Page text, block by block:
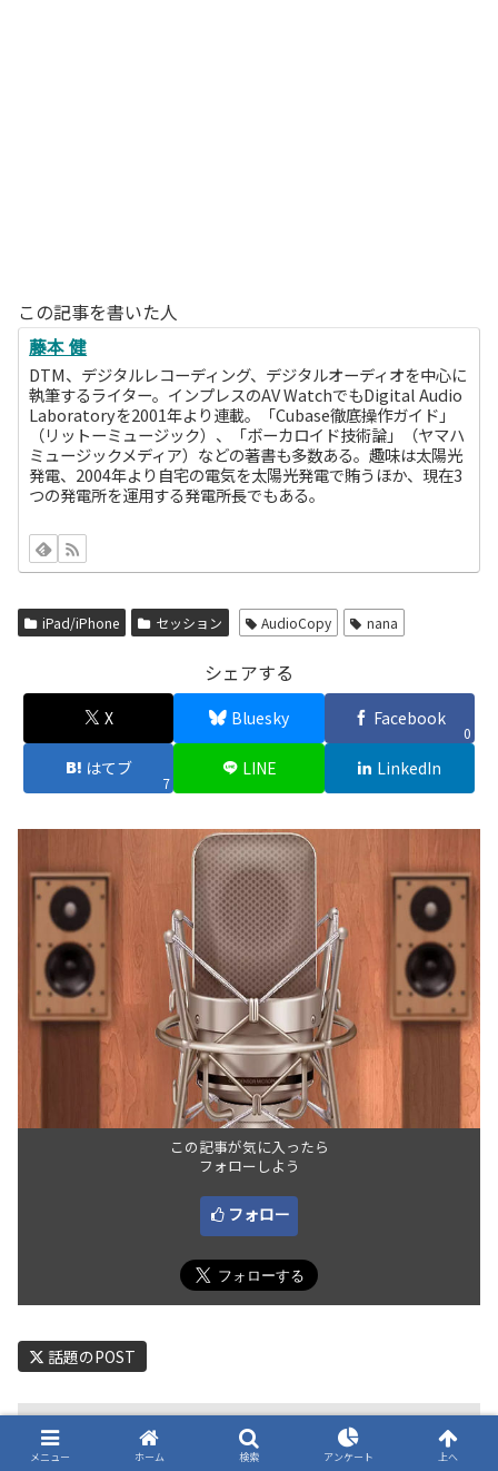
この記事を書いた人
藤本 健
DTM、デジタルレコーディング、デジタルオーディオを中心に
執筆するライター。インプレスのAV WatchでもDigital Audio
Laboratoryを2001年より連載。「Cubase徹底操作ガイド」
（リットーミュージック）、「ボーカロイド技術論」（ヤマハ
ミュージックメディア）などの著書も多数ある。趣味は太陽光
発電、2004年より自宅の電気を太陽光発電で賄うほか、現在3
つの発電所を運用する発電所長でもある。
iPad/iPhone セッション AudioCopy nana
シェアする
X Bluesky Facebook
0
はてブ
7
LINE LinkedIn
この記事が気に入ったら
フォローしよう
フォロー
話題のPOST
関連記事
メニュー ホーム 検索 アンケート 上へ